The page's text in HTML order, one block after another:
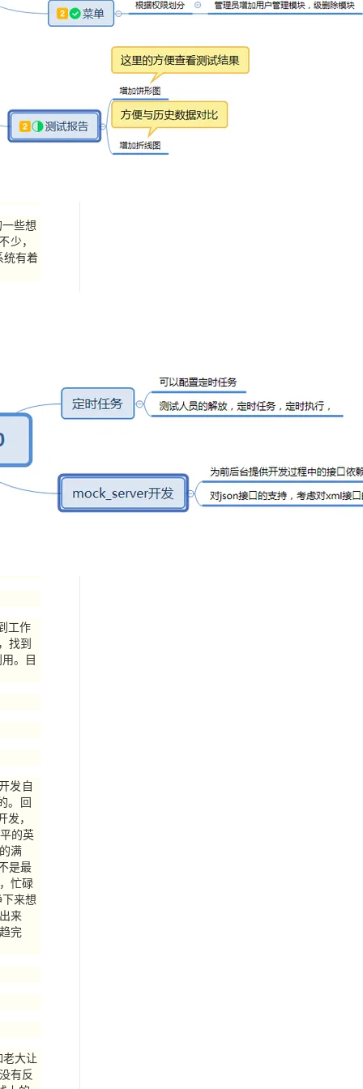
些想
少，
有着
工作
找到
。目
发自
。回
，
的英
满
是最
忙碌
来想
来
完
大让
有反